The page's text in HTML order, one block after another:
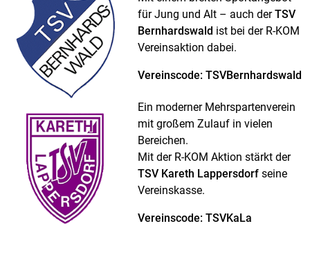
für Jung und Alt – auch derTSV
Bernhardswald ist bei der R-KOM
Vereinsaktion dabei.
Vereinscode: TSVBernhardswald
Ein moderner Mehrspartenverein
mit großem Zulauf in vielen
Bereichen.
Mit der R-KOM Aktion stärkt der
TSV Kareth Lappersdorfseine
Vereinskasse.
Vereinscode: TSVKaLa